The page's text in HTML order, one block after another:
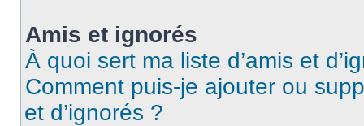
Amis et ignorés
À quoi sert ma liste d’amis et
Comment puis-je ajouter ou
et d’ignorés ?